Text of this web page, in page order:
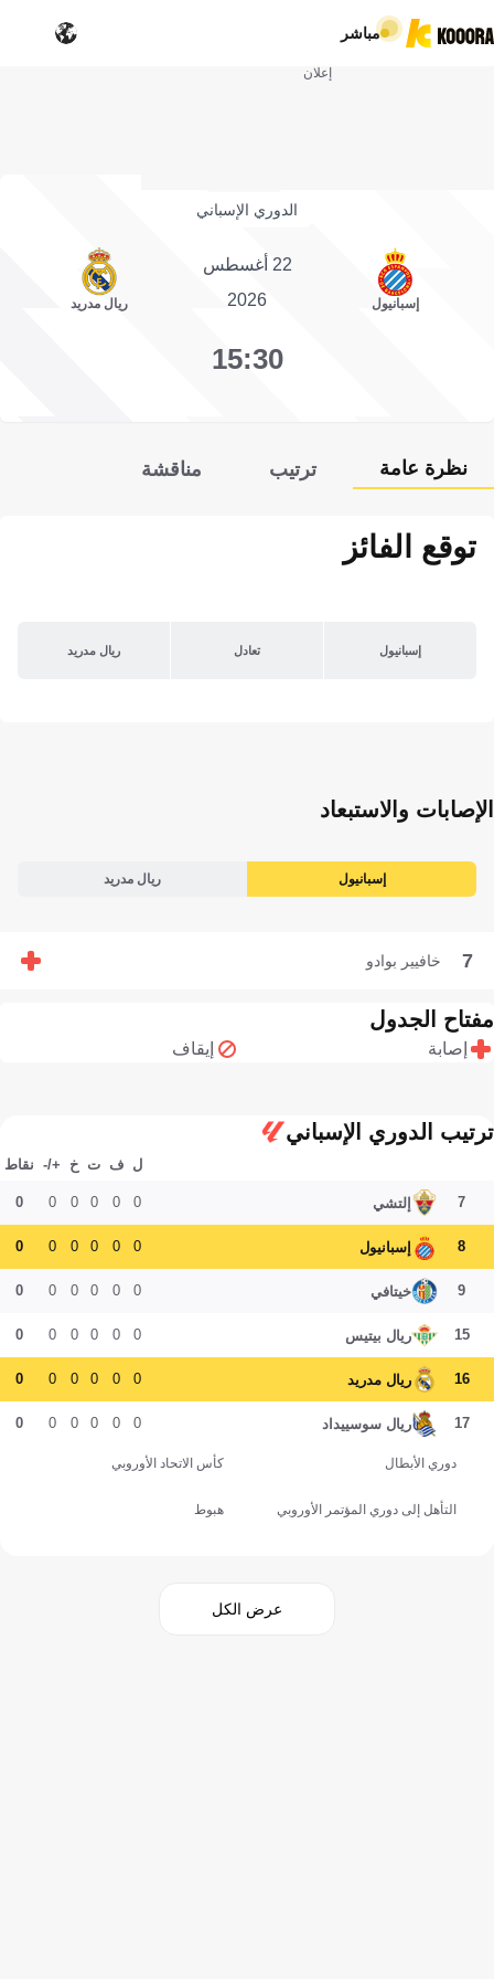
مباشر
إعلان
الدوري الإسباني
إسبانيول
22 أغسطس
2026
15:30
ريال مدريد
نظرة عامة ترتيب مناقشة
توقع الفائز
إسبانيول تعادل ريال مدريد
الإصابات والاستبعاد
إسبانيول ريال مدريد
7 خافيير بوادو
مفتاح الجدول
إصابة إيقاف
ترتيب الدوري الإسباني
ل ف ت خ +/- نقاط
7 إلتشي 0
0
0
0
0
0
8 إسبانيول 0
0
0
0
0
0
9 خيتافي 0
0
0
0
0
0
15 ريال بيتيس 0
0
0
0
0
0
16 ريال مدريد 0
0
0
0
0
0
17 ريال سوسييداد 0
0
0
0
0
0
دوري الأبطال كأس الاتحاد الأوروبي
التأهل إلى دوري المؤتمر الأوروبي هبوط
عرض الكل